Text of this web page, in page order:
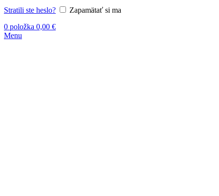
Stratili ste heslo?
Zapamätať si ma
0 položka 0,00 €
Menu